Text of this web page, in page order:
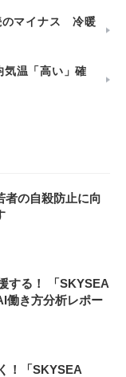
のマイナス 冷暖
温「高い」確
者の自殺防止に向
する！ 「SKYSEA
働き方分析レポー
！「SKYSEA